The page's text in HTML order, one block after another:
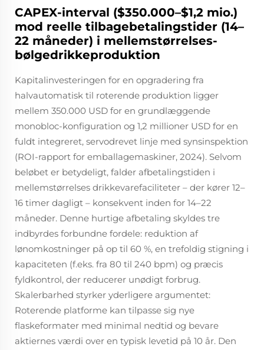
CAPEX-interval ($350.000–$1,2 mio.)
mod reelle tilbagebetalingstider (14–
22 måneder) i mellemstørrelses-
bølgedrikkeproduktion
Kapitalinvesteringen for en opgradering fra
halvautomatisk til roterende produktion ligger
mellem 350.000 USD for en grundlæggende
monobloc-konfiguration og 1,2 millioner USD for en
fuldt integreret, servodrevet linje med synsinspektion
(ROI-rapport for emballagemaskiner, 2024). Selvom
beløbet er betydeligt, falder afbetalingstiden i
mellemstørrelses drikkevarefaciliteter – der kører 12–
16 timer dagligt – konsekvent inden for 14–22
måneder. Denne hurtige afbetaling skyldes tre
indbyrdes forbundne fordele: reduktion af
lønomkostninger på op til 60 %, en trefoldig stigning i
kapaciteten (f.eks. fra 80 til 240 bpm) og præcis
fyldkontrol, der reducerer unødigt forbrug.
Skalerbarhed styrker yderligere argumentet:
Roterende platforme kan tilpasse sig nye
flaskeformater med minimal nedtid og bevare
aktiernes værdi over en typisk levetid på 10 år. Den